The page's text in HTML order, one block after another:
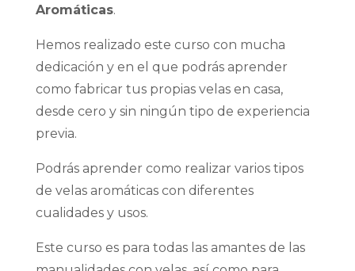
Aromáticas.
Hemos realizado este curso con mucha
dedicación y en el que podrás aprender
como fabricar tus propias velas en casa,
desde cero y sin ningún tipo de experiencia
previa.
Podrás aprender como realizar varios tipos
de velas aromáticas con diferentes
cualidades y usos.
Este curso es para todas las amantes de las